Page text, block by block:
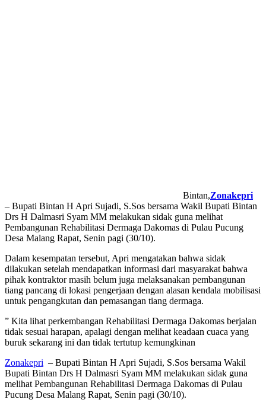
Bintan,Zonakepri
– Bupati Bintan H Apri Sujadi, S.Sos bersama Wakil Bupati Bintan
Drs H Dalmasri Syam MM melakukan sidak guna melihat
Pembangunan Rehabilitasi Dermaga Dakomas di Pulau Pucung
Desa Malang Rapat, Senin pagi (30/10).
Dalam kesempatan tersebut, Apri mengatakan bahwa sidak
dilakukan setelah mendapatkan informasi dari masyarakat bahwa
pihak kontraktor masih belum juga melaksanakan pembangunan
tiang pancang di lokasi pengerjaan dengan alasan kendala mobilisasi
untuk pengangkutan dan pemasangan tiang dermaga.
” Kita lihat perkembangan Rehabilitasi Dermaga Dakomas berjalan
tidak sesuai harapan, apalagi dengan melihat keadaan cuaca yang
buruk sekarang ini dan tidak tertutup kemungkinan
Zonakepri – Bupati Bintan H Apri Sujadi, S.Sos bersama Wakil
Bupati Bintan Drs H Dalmasri Syam MM melakukan sidak guna
melihat Pembangunan Rehabilitasi Dermaga Dakomas di Pulau
Pucung Desa Malang Rapat, Senin pagi (30/10).